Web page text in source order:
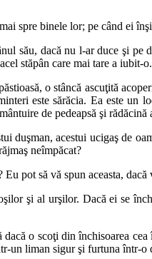
spre binele lor; pe când ei
său, dacă nu l-ar duce şi
stăpân care mai tare a iubit-o.
o stâncă ascuţită
este sărăcia. Ea este un
de pedeapsă şi rădăcină
acestui ucigaş de
neîmpăcat?
pot să vă spun aceasta,
şi al urşilor. Dacă ei se
o scoţi din închisoarea
un liman sigur şi furtuna într-o